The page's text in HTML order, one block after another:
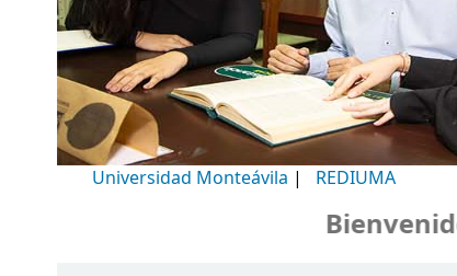
Universidad Monteávila | REDIUMA